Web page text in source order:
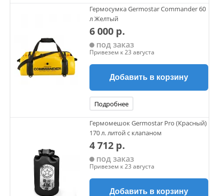
Гермосумка Germostar Commander 60
л Желтый
6 000 р.
под заказ
Привезем к 23 августа
Добавить в корзину
Подробнее
Гермомешок Germostar Pro (Красный)
170 л. литой с клапаном
4 712 р.
под заказ
Привезем к 23 августа
Добавить в корзину